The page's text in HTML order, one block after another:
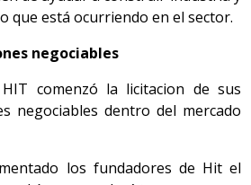
que está ocurriendo en el sector.
negociables
comenzó la licitacion de sus
negociables dentro del mercado
los fundadores de Hit el